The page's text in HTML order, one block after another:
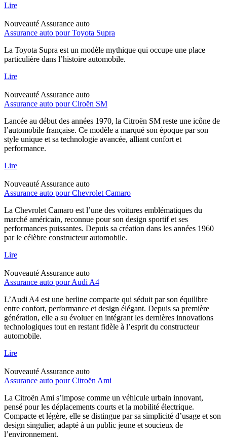
Lire
Nouveauté Assurance auto
Assurance auto pour Toyota Supra
La Toyota Supra est un modèle mythique qui occupe une place
particulière dans l’histoire automobile.
Lire
Nouveauté Assurance auto
Assurance auto pour Ciroën SM
Lancée au début des années 1970, la Citroën SM reste une icône de
l’automobile française. Ce modèle a marqué son époque par son
style unique et sa technologie avancée, alliant confort et
performance.
Lire
Nouveauté Assurance auto
Assurance auto pour Chevrolet Camaro
La Chevrolet Camaro est l’une des voitures emblématiques du
marché américain, reconnue pour son design sportif et ses
performances puissantes. Depuis sa création dans les années 1960
par le célèbre constructeur automobile.
Lire
Nouveauté Assurance auto
Assurance auto pour Audi A4
L’Audi A4 est une berline compacte qui séduit par son équilibre
entre confort, performance et design élégant. Depuis sa première
génération, elle a su évoluer en intégrant les dernières innovations
technologiques tout en restant fidèle à l’esprit du constructeur
automobile.
Lire
Nouveauté Assurance auto
Assurance auto pour Citroën Ami
La Citroën Ami s’impose comme un véhicule urbain innovant,
pensé pour les déplacements courts et la mobilité électrique.
Compacte et légère, elle se distingue par sa simplicité d’usage et son
design singulier, adapté à un public jeune et soucieux de
l’environnement.